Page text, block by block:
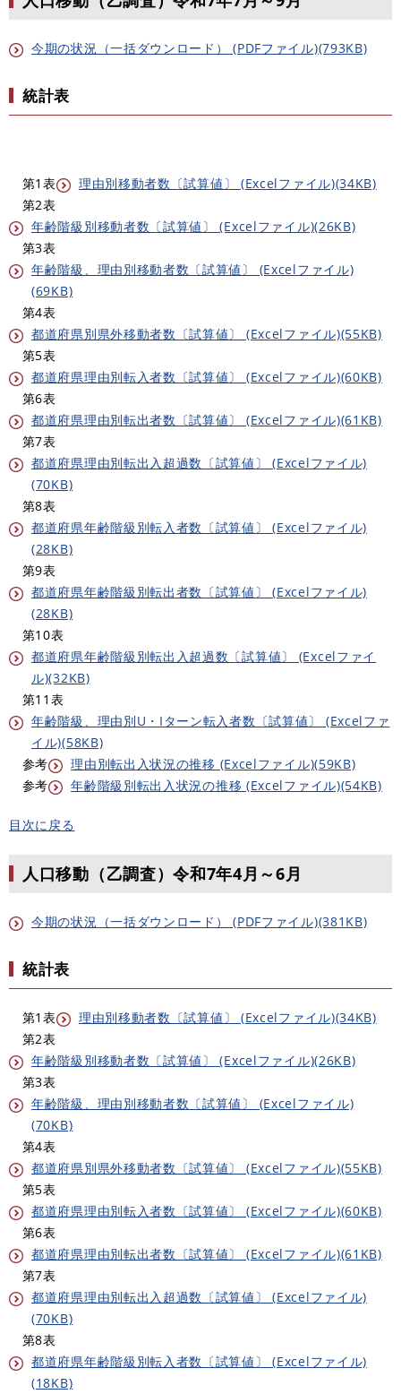
今期の状況（一括ダウンロード） (PDFファイル)(793KB)
統計表
第1表
理由別移動者数〔試算値〕 (Excelファイル)(34KB)
第2表
年齢階級別移動者数〔試算値〕 (Excelファイル)(26KB)
第3表
年齢階級、理由別移動者数〔試算値〕 (Excelファイル)
(69KB)
第4表
都道府県別県外移動者数〔試算値〕 (Excelファイル)(55KB)
第5表
都道府県理由別転入者数〔試算値〕 (Excelファイル)(60KB)
第6表
都道府県理由別転出者数〔試算値〕 (Excelファイル)(61KB)
第7表
都道府県理由別転出入超過数〔試算値〕 (Excelファイル)
(70KB)
第8表
都道府県年齢階級別転入者数〔試算値〕 (Excelファイル)
(28KB)
第9表
都道府県年齢階級別転出者数〔試算値〕 (Excelファイル)
(28KB)
第10表
都道府県年齢階級別転出入超過数〔試算値〕 (Excelファイ
ル)(32KB)
第11表
年齢階級、理由別U・Iターン転入者数〔試算値〕 (Excelファ
イル)(58KB)
参考
理由別転出入状況の推移 (Excelファイル)(59KB)
参考
年齢階級別転出入状況の推移 (Excelファイル)(54KB)
目次に戻る
人口移動（乙調査）令和7年4月～6月
今期の状況（一括ダウンロード） (PDFファイル)(381KB)
統計表
第1表
理由別移動者数〔試算値〕 (Excelファイル)(34KB)
第2表
年齢階級別移動者数〔試算値〕 (Excelファイル)(26KB)
第3表
年齢階級、理由別移動者数〔試算値〕 (Excelファイル)
(70KB)
第4表
都道府県別県外移動者数〔試算値〕 (Excelファイル)(55KB)
第5表
都道府県理由別転入者数〔試算値〕 (Excelファイル)(60KB)
第6表
都道府県理由別転出者数〔試算値〕 (Excelファイル)(61KB)
第7表
都道府県理由別転出入超過数〔試算値〕 (Excelファイル)
(70KB)
第8表
都道府県年齢階級別転入者数〔試算値〕 (Excelファイル)
(18KB)